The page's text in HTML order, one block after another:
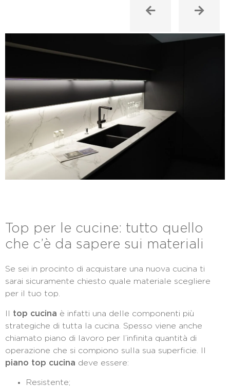
Top per le cucine: tutto quello
che c’è da sapere sui materiali
Se sei in procinto di acquistare una nuova cucina ti
sarai sicuramente chiesto quale materiale scegliere
per il tuo top.
top cucina è infatti una delle componenti più
strategiche di tutta la cucina. Spesso viene anche
chiamato piano di lavoro per l’infinita quantità di
operazione che si compiono sulla sua superficie. Il
piano top cucina deve essere:
Resistente;